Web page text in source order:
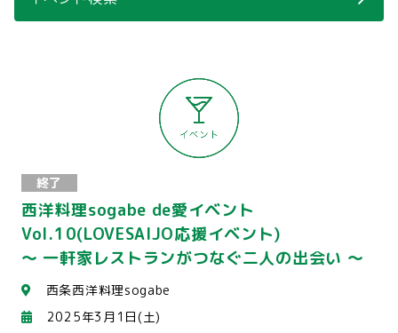
終了
西洋料理sogabe de愛イベント
Vol.10(LOVESAIJO応援イベント)
～ 一軒家レストランがつなぐ二人の出会い ～
西条西洋料理sogabe
2025年3月1日(土)